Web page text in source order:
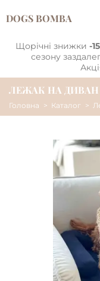
DOGS BOMBA
Щорічні знижки -
сезону
ЛЕЖАК НА
Головна Каталог